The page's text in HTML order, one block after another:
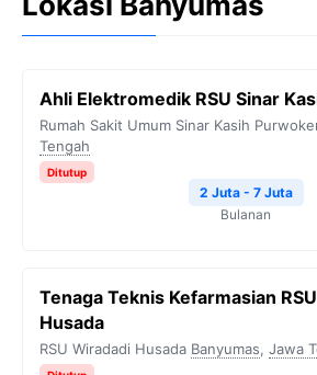
Ahli Elektromedik RSU Sinar
Rumah Sakit Umum Sinar Kasih
Tengah
Ditutup
2 Juta - 7 Juta
Bulanan
Tenaga Teknis Kefarmasian
Husada
RSU Wiradadi Husada Banyumas, Jawa